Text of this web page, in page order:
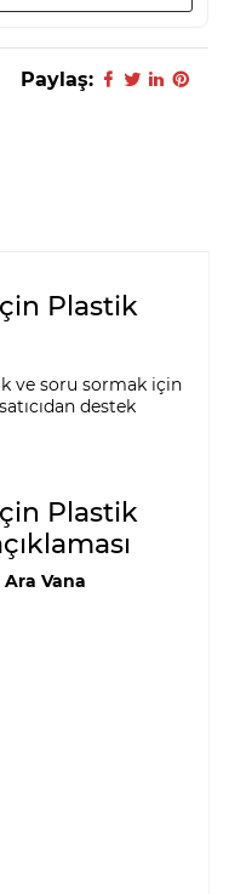
Paylaş:
Plastik
ve soru sormak için
destek
Plastik
Vana